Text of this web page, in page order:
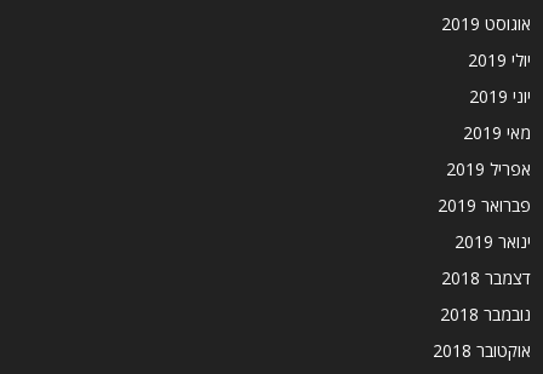
אוגוסט 2019
יולי 2019
יוני 2019
מאי 2019
אפריל 2019
פברואר 2019
ינואר 2019
דצמבר 2018
נובמבר 2018
אוקטובר 2018